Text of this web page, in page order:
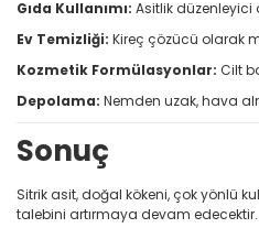
Gıda Kullanımı: Asitlik düzenleyici
Ev Temizliği: Kireç çözücü olarak
Kozmetik Formülasyonlar: Cilt
Depolama: Nemden uzak, hava
Sonuç
Sitrik asit, doğal kökeni, çok yönlü
talebini artırmaya devam edecektir.